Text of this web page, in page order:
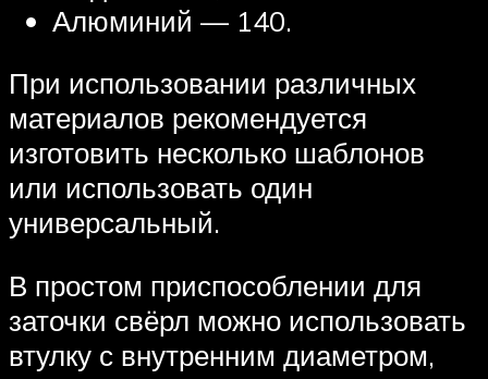
Алюминий — 140.
При использовании различных
материалов рекомендуется
изготовить несколько шаблонов
или использовать один
универсальный.
В простом приспособлении для
заточки свёрл можно использовать
втулку с внутренним диаметром,